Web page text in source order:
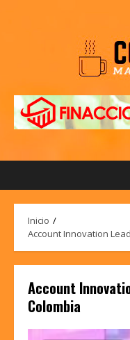
Inicio
Account Innovation
Account
Colombia